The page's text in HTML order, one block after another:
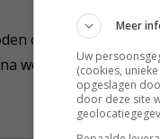
om de
weten.
Meer
Uw
(cookies,
opgeslagen
door deze site